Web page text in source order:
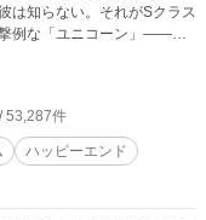
は知らない。それがSクラス
例な「ユニコーン」――
幼体だと。 ◆「テイ
ンに潜る。しかし女装した
いでに無自覚で配信してい
ニコーンが「男子らしい格
り、女装したまま配信をす
53,287件
ハッピーエンド